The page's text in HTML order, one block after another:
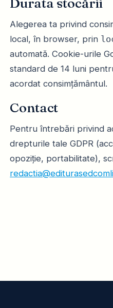
Alegerea ta privind
local, în browser, prin
automată. Cookie-urile
standard de 14 luni
acordat consimțământul.
Contact
Pentru întrebări privind
drepturile tale GDPR
opoziție, portabilitate),